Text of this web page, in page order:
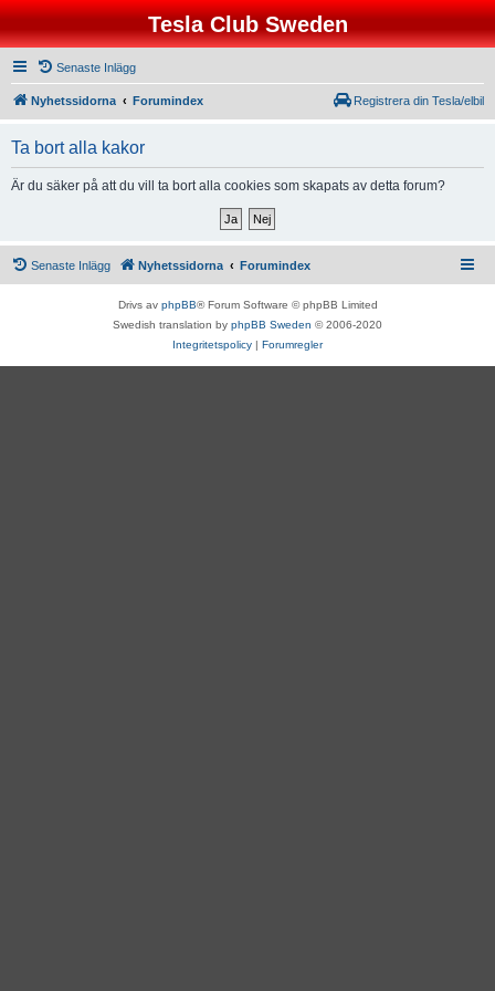
Tesla Club Sweden
Senaste Inlägg
Nyhetssidorna Forumindex Registrera din Tesla/elbil
Ta bort alla kakor
Är du säker på att du vill ta bort alla cookies som skapats av detta forum?
Senaste Inlägg Nyhetssidorna Forumindex
Drivs av phpBB® Forum Software © phpBB Limited
Swedish translation by phpBB Sweden © 2006-2020
Integritetspolicy | Forumregler